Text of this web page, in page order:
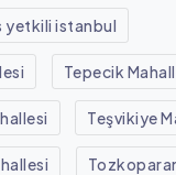
yetkili istanbul
Tepecik
Teşvikiye